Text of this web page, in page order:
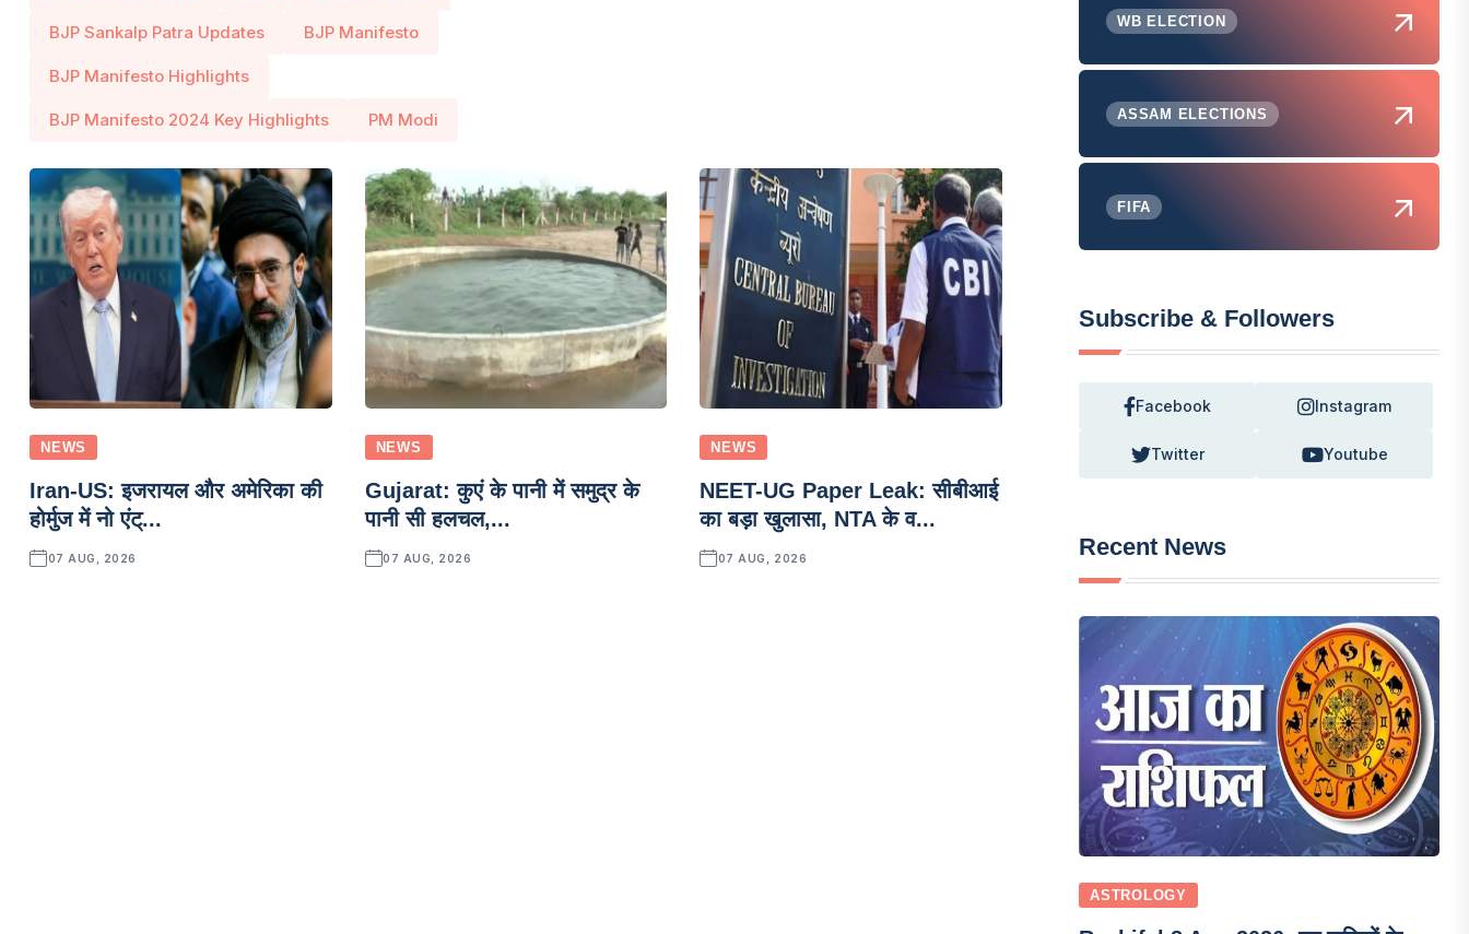
BJP Sankalp Patra Updates BJP Manifesto
BJP Manifesto Highlights
BJP Manifesto 2024 Key Highlights PM Modi
NEWS
Iran-US: इजरायल और अमेरिका की
होर्मुज में नो एंट्...
07 AUG, 2026
NEWS
Gujarat: कुएं के पानी में समुद्र के
पानी सी हलचल,...
07 AUG, 2026
NEWS
NEET-UG Paper Leak: सीबीआई
का बड़ा खुलासा, NTA के व...
07 AUG, 2026
WB ELECTION
ASSAM ELECTIONS
FIFA
Subscribe & Followers
Facebook Instagram
Twitter Youtube
Recent News
ASTROLOGY